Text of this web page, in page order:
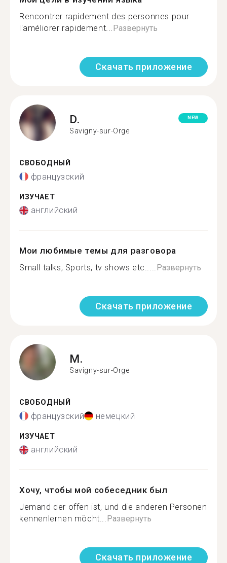
Rencontrer rapidement des personnes pour
l'améliorer rapidement...Развернуть
Скачать приложение
D.
Savigny-sur-Orge
NEW
СВОБОДНЫЙ
французский
ИЗУЧАЕТ
английский
Мои любимые темы для разговора
Small talks, Sports, tv shows etc.....Развернуть
Скачать приложение
M.
Savigny-sur-Orge
СВОБОДНЫЙ
французский немецкий
ИЗУЧАЕТ
английский
Хочу, чтобы мой собеседник был
Jemand der offen ist, und die anderen Personen
kennenlernen möcht...Развернуть
Скачать приложение